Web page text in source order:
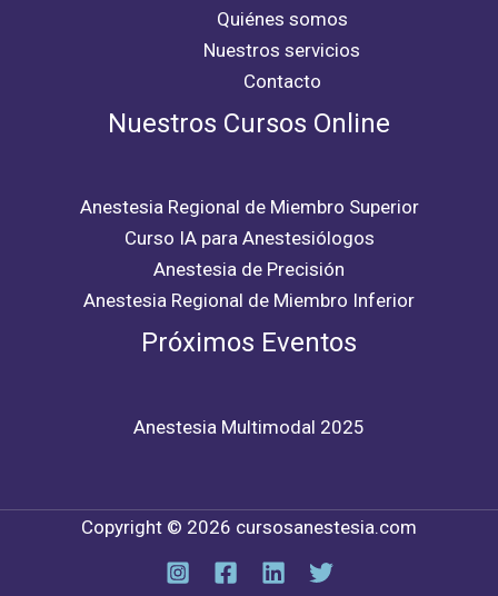
Quiénes somos
Nuestros servicios
Contacto
Nuestros Cursos Online
Anestesia Regional de Miembro Superior
Curso IA para Anestesiólogos
Anestesia de Precisión
Anestesia Regional de Miembro Inferior
Próximos Eventos
Anestesia Multimodal 2025
Copyright © 2026 cursosanestesia.com